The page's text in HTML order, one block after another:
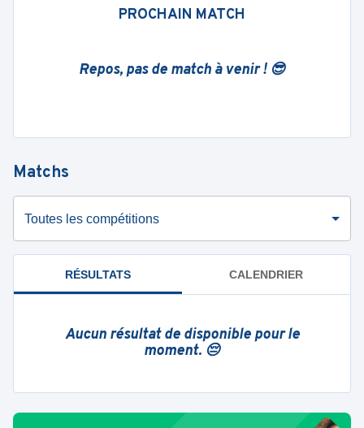
PROCHAIN MATCH
Repos, pas de match à venir ! 😎
Matchs
Toutes les compétitions
RÉSULTATS CALENDRIER
Aucun résultat de disponible pour le
moment. 😔